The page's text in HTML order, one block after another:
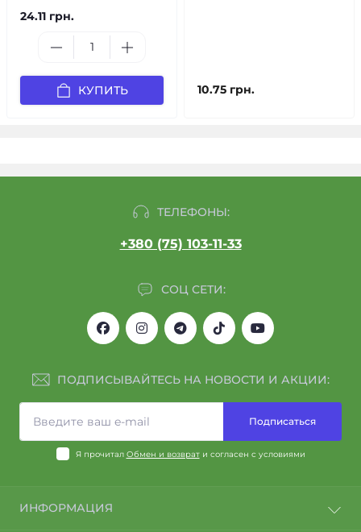
24.11 грн.
КУПИТЬ 10.75 грн.
ТЕЛЕФОНЫ:
+380 (75) 103-11-33
СОЦ СЕТИ:
ПОДПИСЫВАЙТЕСЬ НА НОВОСТИ И АКЦИИ:
Подписаться
Я прочитал Обмен и возврати согласен с условиями
ИНФОРМАЦИЯ